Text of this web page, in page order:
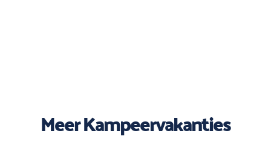
Meer Kampeervakanties